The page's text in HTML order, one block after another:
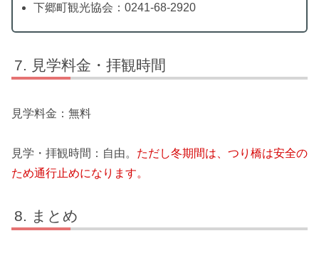
下郷町観光協会：0241-68-2920
見学料金・拝観時間
見学料金：無料
見学・拝観時間：自由。 ただし冬期間は、つり橋は安全の
ため通行止めになります。
まとめ